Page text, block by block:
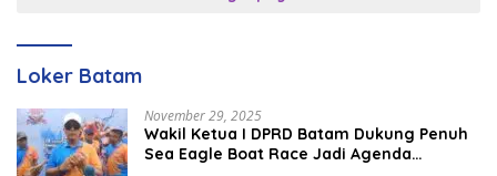
Loker Batam
November 29, 2025
Wakil Ketua I DPRD Batam Dukung Penuh
Sea Eagle Boat Race Jadi Agenda